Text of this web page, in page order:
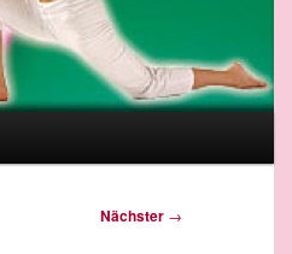
Nächster →